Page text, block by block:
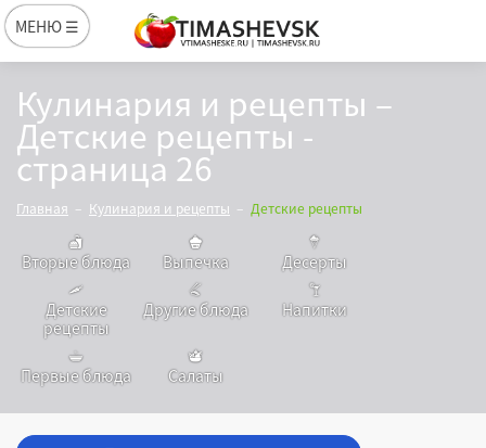
МЕНЮ ☰
Кулинария и рецепты –
Детские рецепты -
страница 26
Главная Кулинария и рецепты Детские рецепты
Вторые блюда Выпечка Десерты
Детские
рецепты
Другие блюда Напитки
Первые блюда Салаты